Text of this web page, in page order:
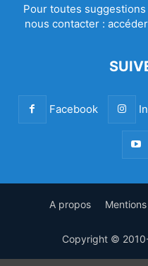
Pour toutes suggestions
nous contacter :
Facebook
A propos
Copyright ©